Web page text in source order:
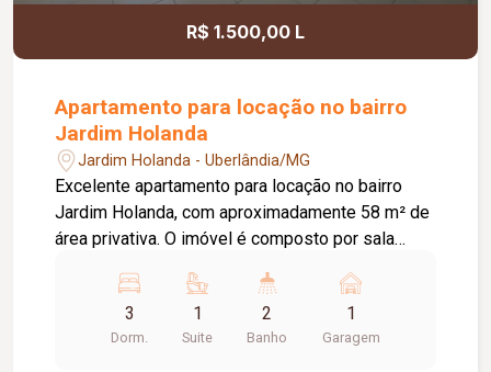
R$ 1.500,00 L
Apartamento para locação no bairro
Jardim Holanda
Jardim Holanda - Uberlândia/MG
Excelente apartamento para locação no bairro
Jardim Holanda, com aproximadamente 58 m² de
área privativa. O imóvel é composto por sala
planejados e bancada, área de serviço, 03
quartos, sendo 02 com armários planejados e 01
suíte. Possui ainda 01 banheiro social com box
3
Dorm.
1
Suite
2
Banho
1
Garagem